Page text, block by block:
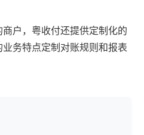
户，粤收付还提供定制化的
务特点定制对账规则和报表